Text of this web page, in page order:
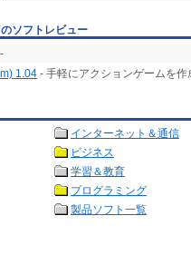
ソフトレビュー
-
1.04 - 手軽にアクションゲームを
インターネット＆通信
ビジネス
学習＆教育
プログラミング
製品ソフト一覧